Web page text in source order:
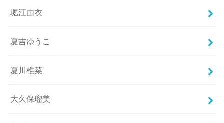
堀江由衣
夏吉ゆうこ
夏川椎菜
大久保瑠美